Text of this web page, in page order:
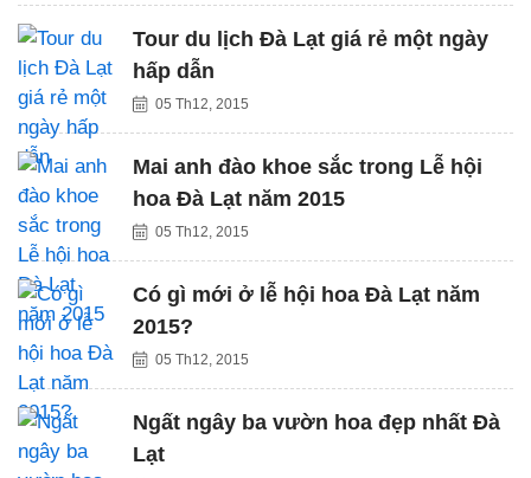
Tour du lịch Đà Lạt giá rẻ một ngày
hấp dẫn
05 Th12, 2015
Mai anh đào khoe sắc trong Lễ hội
hoa Đà Lạt năm 2015
05 Th12, 2015
Có gì mới ở lễ hội hoa Đà Lạt năm
2015?
05 Th12, 2015
Ngất ngây ba vườn hoa đẹp nhất Đà
Lạt